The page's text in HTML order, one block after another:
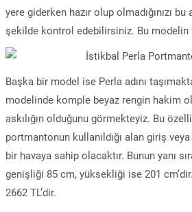
yere giderken hazır olup olmadığınızı
şekilde kontrol edebilirsiniz. Bu modelin
Başka bir model ise Perla adını
modelinde komple beyaz rengin hakim
askılığın olduğunu görmekteyiz. Bu
portmantonun kullanıldığı alan giriş
bir havaya sahip olacaktır. Bunun yanı
genişliği 85 cm, yüksekliği ise 201
2662 TL’dir.